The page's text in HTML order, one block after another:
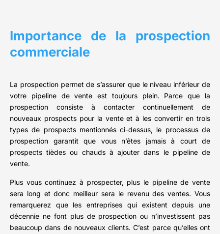
Importance de la prospection
commerciale
La prospection permet de s’assurer que le niveau inférieur de
votre pipeline de vente est toujours plein. Parce que la
prospection consiste à contacter continuellement de
nouveaux prospects pour la vente et à les convertir en trois
types de prospects mentionnés ci-dessus, le processus de
prospection garantit que vous n’êtes jamais à court de
prospects tièdes ou chauds à ajouter dans le pipeline de
vente.
Plus vous continuez à prospecter, plus le pipeline de vente
sera long et donc meilleur sera le revenu des ventes. Vous
remarquerez que les entreprises qui existent depuis une
décennie ne font plus de prospection ou n’investissent pas
beaucoup dans de nouveaux clients. C’est parce qu’elles ont